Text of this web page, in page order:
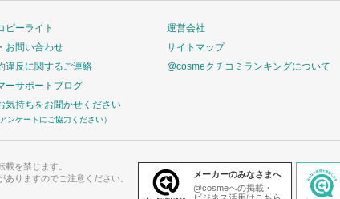
ピーライト
お問い合わせ
違反に関するご連絡
ーサポートブログ
気持ちをお聞かせください
ンケートにご協力ください）
運営会社
サイトマップ
@cosmeクチコミランキングについて
を禁じます。
りますのでご注意ください。
メーカーのみなさまへ
@cosmeへの掲載・